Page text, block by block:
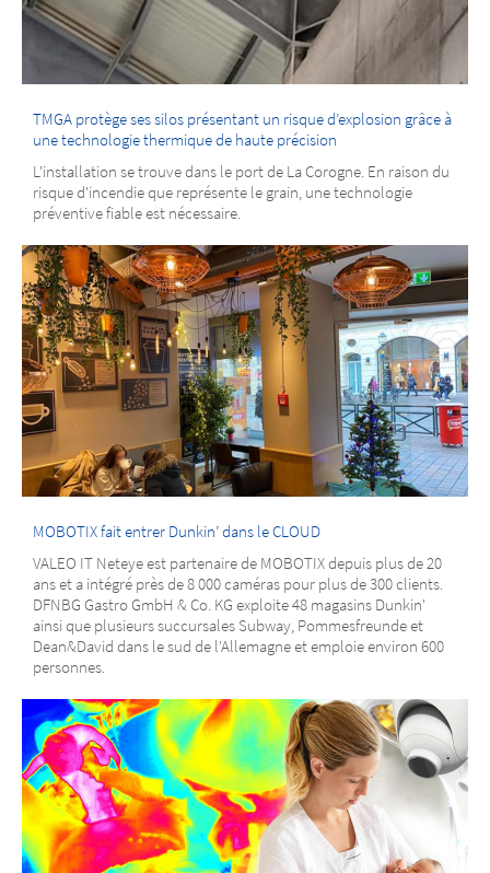
TMGA protège ses silos présentant un risque d’explosion grâce à
une technologie thermique de haute précision
L'installation se trouve dans le port de La Corogne. En raison du
risque d'incendie que représente le grain, une technologie
préventive fiable est nécessaire.
MOBOTIX fait entrer Dunkin’ dans le CLOUD
VALEO IT Neteye est partenaire de MOBOTIX depuis plus de 20
ans et a intégré près de 8 000 caméras pour plus de 300 clients.
DFNBG Gastro GmbH & Co. KG exploite 48 magasins Dunkin'
ainsi que plusieurs succursales Subway, Pommesfreunde et
Dean&David dans le sud de l'Allemagne et emploie environ 600
personnes.